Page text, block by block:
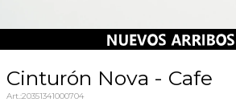
Cinturón Nova - Cafe
20351341000704